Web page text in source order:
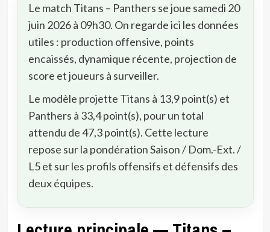
Le match Titans – Panthers se joue samedi 20
juin 2026 à 09h30. On regarde ici les données
utiles : production offensive, points
encaissés, dynamique récente, projection de
score et joueurs à surveiller.
Le modèle projette Titans à 13,9 point(s) et
Panthers à 33,4 point(s), pour un total
attendu de 47,3 point(s). Cette lecture
repose sur la pondération Saison / Dom.-Ext. /
L5 et sur les profils offensifs et défensifs des
deux équipes.